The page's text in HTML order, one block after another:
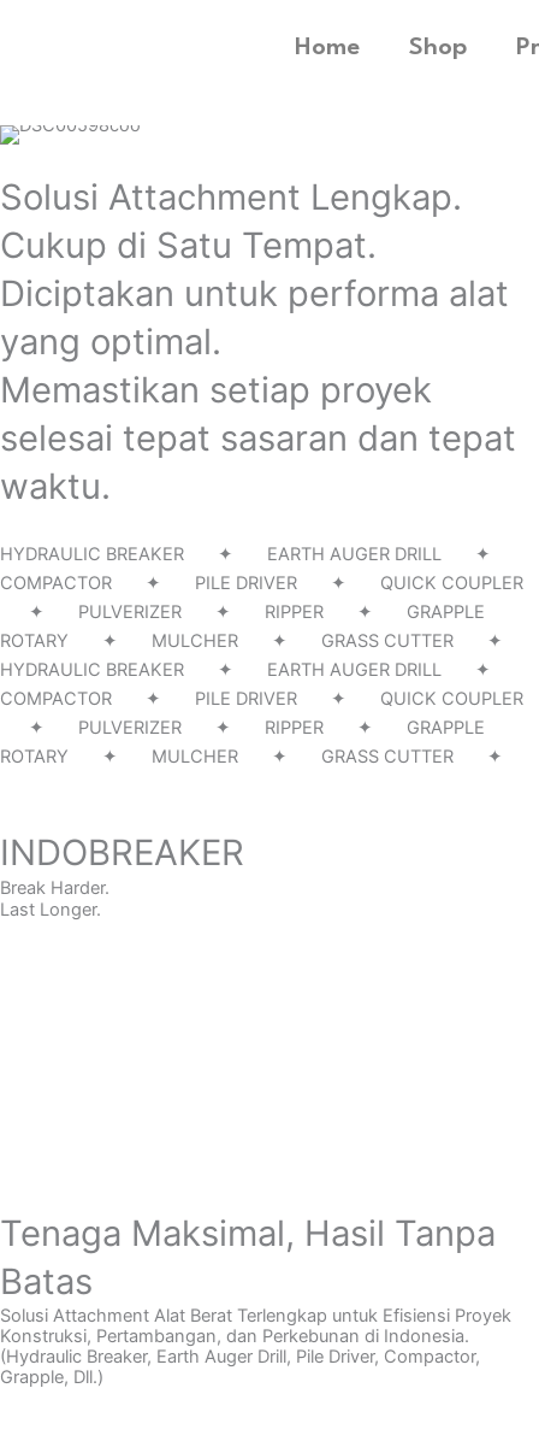
Home Shop
Solusi Attachment Lengkap.
Cukup di Satu Tempat.
Diciptakan untuk performa alat
yang optimal.
Memastikan setiap proyek
selesai tepat sasaran dan tepat
waktu.
HYDRAULIC BREAKER ✦ EARTH AUGER DRILL ✦
COMPACTOR ✦ PILE DRIVER ✦ QUICK COUPLER
✦ PULVERIZER ✦ RIPPER ✦ GRAPPLE
ROTARY ✦ MULCHER ✦ GRASS CUTTER ✦
HYDRAULIC BREAKER ✦ EARTH AUGER DRILL ✦
COMPACTOR ✦ PILE DRIVER ✦ QUICK COUPLER
✦ PULVERIZER ✦ RIPPER ✦ GRAPPLE
ROTARY ✦ MULCHER ✦ GRASS CUTTER ✦
INDOBREAKER
Break Harder.
Last Longer.
Tenaga Maksimal, Hasil Tanpa
Batas
Solusi Attachment Alat Berat Terlengkap untuk Efisiensi Proyek
Konstruksi, Pertambangan, dan Perkebunan di Indonesia.
(Hydraulic Breaker, Earth Auger Drill, Pile Driver, Compactor,
Grapple, Dll.)